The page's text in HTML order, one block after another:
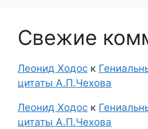
Свежие
Леонид Ходос к
цитаты А.П.Чехова
Леонид Ходос к
цитаты А.П.Чехова